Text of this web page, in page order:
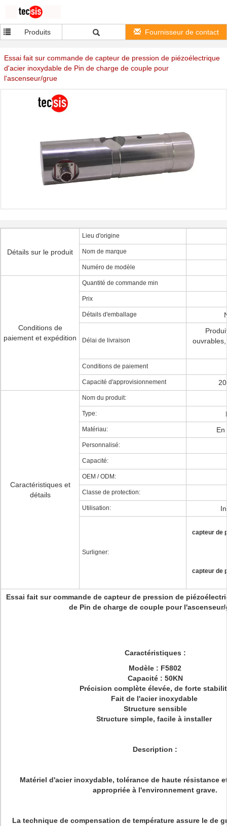
Produits Fournisseur de contact
Essai fait sur commande de capteur de pression de piézoélectrique
d'acier inoxydable de Pin de charge de couple pour
l'ascenseur/grue
Détails sur le produit
Lieu d'origine
Nom de marque
Numéro de modèle
Conditions de
paiement et expédition
Quantité de commande min
Prix
Détails d'emballage
Délai de livraison
Conditions de paiement
Capacité d'approvisionnement
Caractéristiques et
détails
Nom du produit:
Type:
Matériau: En
Personnalisé:
Capacité:
OEM / ODM:
Classe de protection:
Utilisation:
Surligner:
capteur de
capteur de
Essai fait sur commande de capteur de pression de
de Pin de charge de couple pour
Caractéristiques :
Modèle : F5802
Capacité : 50KN
Précision complète élevée, de forte
Fait de l'acier inoxydable
Structure sensible
Structure simple, facile à installer
Description :
Matériel d'acier inoxydable, tolérance de haute résistance
appropriée à l'environnement grave.
La technique de compensation de température assure le de